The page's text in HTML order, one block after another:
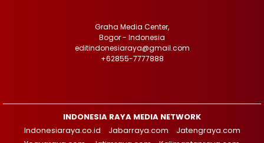
Graha Media Center,
Bogor - Indonesia
editindonesiaraya@gmail.com
+62855-7777888
INDONESIA RAYA MEDIA NETWORK
Indonesiaraya.co.id
Jabarraya.com
Jatengraya.com